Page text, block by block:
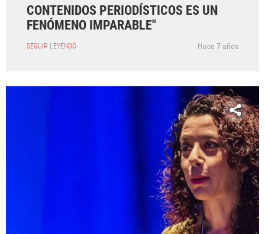
CONTENIDOS PERIODÍSTICOS ES UN
FENÓMENO IMPARABLE"
SEGUIR LEYENDO Hace 7 años